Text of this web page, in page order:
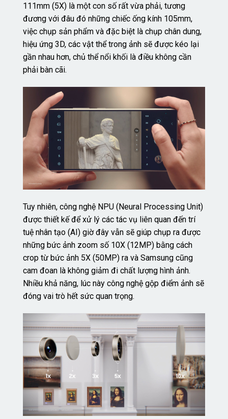
111mm (5X) là một con số rất vừa phải, tương
đương với đâu đó những chiếc ống kính 105mm,
việc chụp sản phẩm và đặc biệt là chụp chân dung,
hiệu ứng 3D, các vật thể trong ảnh sẽ được kéo lại
gần nhau hơn, chủ thể nổi khối là điều không cần
phải bàn cãi.
Tuy nhiên, công nghệ NPU (Neural Processing Unit)
được thiết kế để xử lý các tác vụ liên quan đến trí
tuệ nhân tạo (AI) giờ đây vẫn sẽ giúp chụp ra được
những bức ảnh zoom số 10X (12MP) bằng cách
crop từ bức ảnh 5X (50MP) ra và Samsung cũng
cam đoan là không giảm đi chất lượng hình ảnh.
Nhiều khả năng, lúc này công nghệ gộp điểm ảnh sẽ
đóng vai trò hết sức quan trọng.